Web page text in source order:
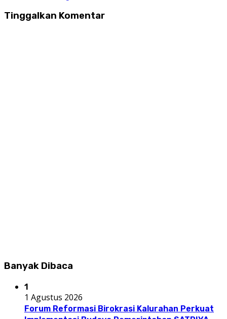
Tinggalkan Komentar
Banyak Dibaca
1
1 Agustus 2026
Forum Reformasi Birokrasi Kalurahan Perkuat